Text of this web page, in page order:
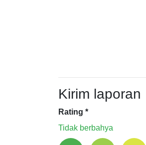
Kirim laporan
Rating *
Tidak berbahya